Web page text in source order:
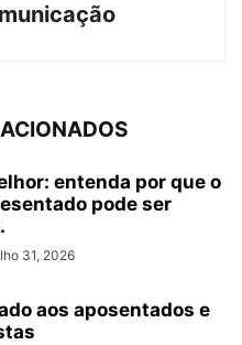
entenda por que o
pode ser
31, 2026
aos aposentados e